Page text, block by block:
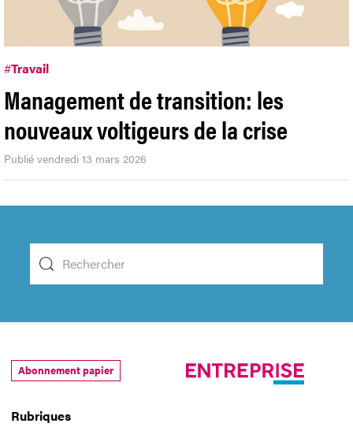
#Travail
Management de transition: les
nouveaux voltigeurs de la crise
Publié vendredi 13 mars 2026
Rubriques
Abonnement papier